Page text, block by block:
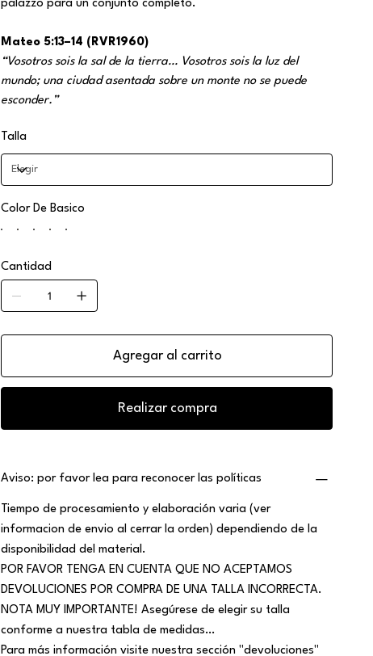
palazzo para un conjunto completo.
Mateo 5:13–14 (RVR1960)
“Vosotros sois la sal de la tierra… Vosotros sois la luz del
mundo; una ciudad asentada sobre un monte no se puede
esconder.”
Talla
Color De Basico
Cantidad
Agregar al carrito
Realizar compra
Aviso: por favor lea para reconocer las políticas
Tiempo de procesamiento y elaboración varia (ver
informacion de envio al cerrar la orden) dependiendo de la
disponibilidad del material.
POR FAVOR TENGA EN CUENTA QUE NO ACEPTAMOS
DEVOLUCIONES POR COMPRA DE UNA TALLA INCORRECTA.
NOTA MUY IMPORTANTE! Asegúrese de elegir su talla
conforme a nuestra tabla de medidas…
Para más información visite nuestra sección "devoluciones"